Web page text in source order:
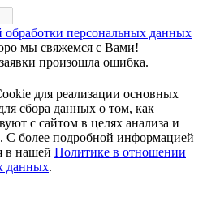
обработки персональных данных
мы свяжемся с Вами!
произошла ошибка.
для реализации основных
сбора данных о том, как
с сайтом в целях анализа и
С более подробной информацией
в нашей Политике в отношении
данных.